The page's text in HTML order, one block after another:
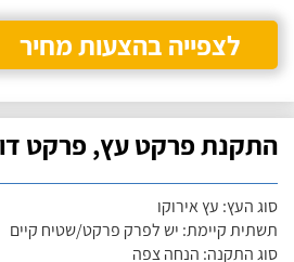
לצפייה בהצעות מחיר
התקנת פרקט עץ, פרקט
סוג העץ: עץ אירוקו
תשתית קיימת: יש לפרק פרקט/שטיח קיים
סוג התקנה: הנחה צפה